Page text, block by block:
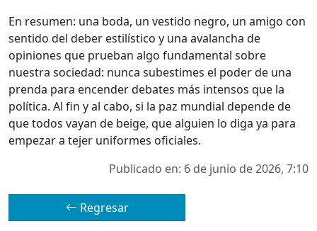
En resumen: una boda, un vestido negro, un amigo con
sentido del deber estilístico y una avalancha de
opiniones que prueban algo fundamental sobre
nuestra sociedad: nunca subestimes el poder de una
prenda para encender debates más intensos que la
política. Al fin y al cabo, si la paz mundial depende de
que todos vayan de beige, que alguien lo diga ya para
empezar a tejer uniformes oficiales.
Publicado en: 6 de junio de 2026, 7:10
Regresar